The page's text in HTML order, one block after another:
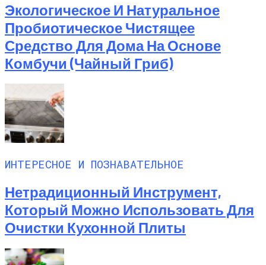
Экологическое И Натуральное
Пробиотическое Чистящее
Средство Для Дома На Основе
Комбучи (чайный Гриб)
ИНТЕРЕСНОЕ И ПОЗНАВАТЕЛЬНОЕ
Нетрадиционный Инструмент,
Который Можно Использовать Для
Очистки Кухонной Плиты